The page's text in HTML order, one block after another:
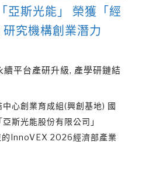
亞斯光能」 榮獲「經
究機構創業潛力
續平台產研升級, 產學研鏈結
心創業育成組(興創基地) 國
斯光能股份有限公司」
的InnoVEX 2026經濟部產業